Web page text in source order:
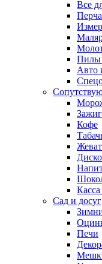
Все
Пилы
Авто
Кофе
Сад и досуг
Печи